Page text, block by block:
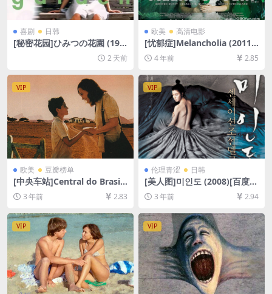
喜剧 日韩
[秘密花园]ひみつの花園 (199
7)[百度网盘+夸克网盘1080P
超清未删减资源][网盘在线播
幕]
2 天前
欧美 高清电影
[忧郁症]Melancholia (2011)
[百度网盘+迅雷云盘资源1080
P超清未删减][MP4/7.6GB][中
4 年前 2.85
VIP
欧美 豆瓣榜单
[中央车站]Central do Brasil
(1998)[百度网盘+夸克网盘10
80P超清未删减资源][网盘在
线播放/下载][MP4/5.4GB][中
文字幕]
3 年前 2.83
VIP
伦理青涩 日韩
[美人图]미인도 (2008)[百度网
盘+迅雷云盘资源1080P超清
未删减][MP4/4.3GB][韩语中
字]
3 年前 2.94
VIP VIP